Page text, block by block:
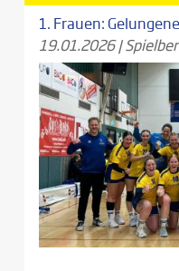
1. Frauen:
19.01.2026|